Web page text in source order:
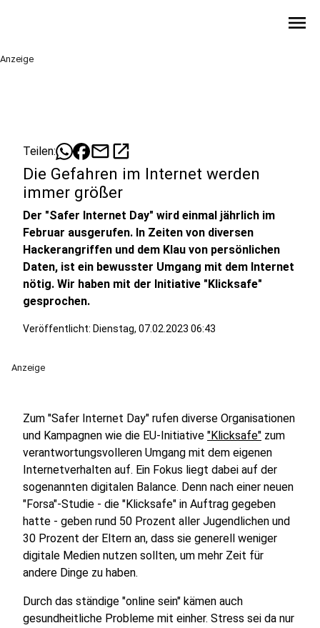
menu
Anzeige
Teilen: mailopen_in_new
Die Gefahren im Internet werden
immer größer
Der "Safer Internet Day" wird einmal jährlich im
Februar ausgerufen. In Zeiten von diversen
Hackerangriffen und dem Klau von persönlichen
Daten, ist ein bewusster Umgang mit dem Internet
nötig. Wir haben mit der Initiative "Klicksafe"
gesprochen.
Veröffentlicht: Dienstag, 07.02.2023 06:43
Anzeige
Zum "Safer Internet Day" rufen diverse Organisationen
und Kampagnen wie die EU-Initiative "Klicksafe" zum
verantwortungsvolleren Umgang mit dem eigenen
Internetverhalten auf. Ein Fokus liegt dabei auf der
sogenannten digitalen Balance. Denn nach einer neuen
"Forsa"-Studie - die "Klicksafe" in Auftrag gegeben
hatte - geben rund 50 Prozent aller Jugendlichen und
30 Prozent der Eltern an, dass sie generell weniger
digitale Medien nutzen sollten, um mehr Zeit für
andere Dinge zu haben.
Durch das ständige "online sein" kämen auch
gesundheitliche Probleme mit einher. Stress sei da nur